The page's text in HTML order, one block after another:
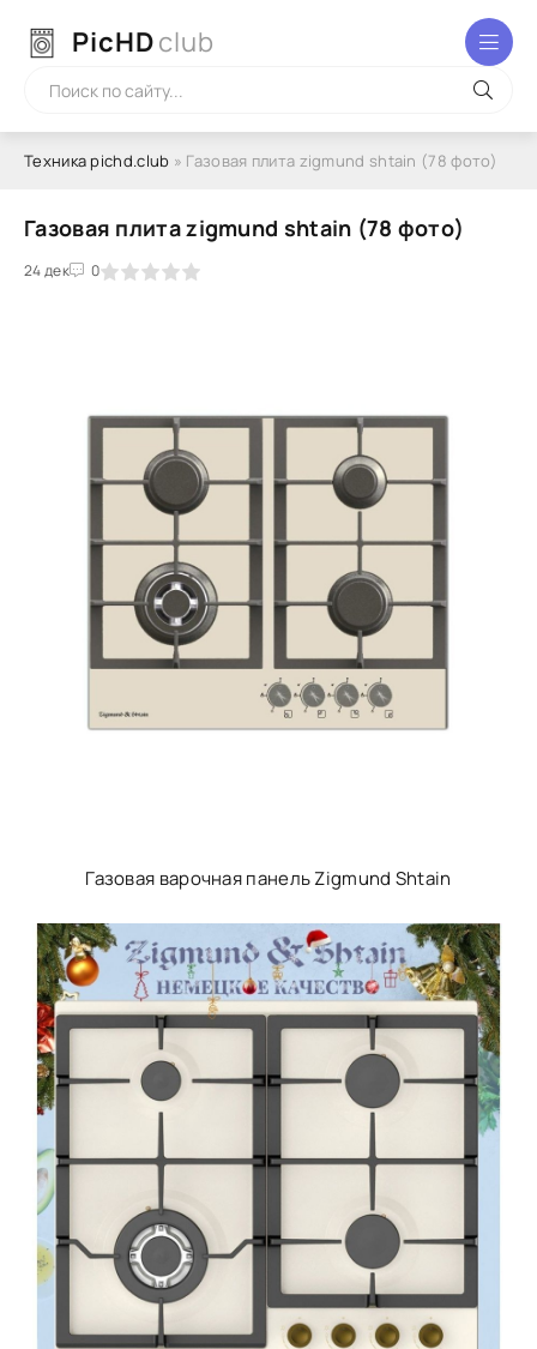
PicHDclub
Техника pichd.club » Газовая плита zigmund shtain (78 фото)
Газовая плита zigmund shtain (78 фото)
24 дек 0
3 4 5
Газовая варочная панель Zigmund Shtain